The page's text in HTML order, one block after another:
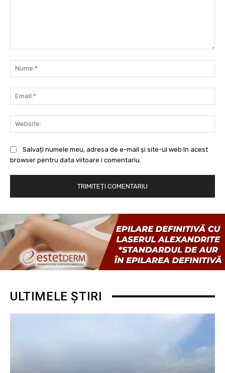
Salvați numele meu, adresa de e-mail și site-ul web în acest
browser pentru data viitoare i comentariu.
ULTIMELE ȘTIRI